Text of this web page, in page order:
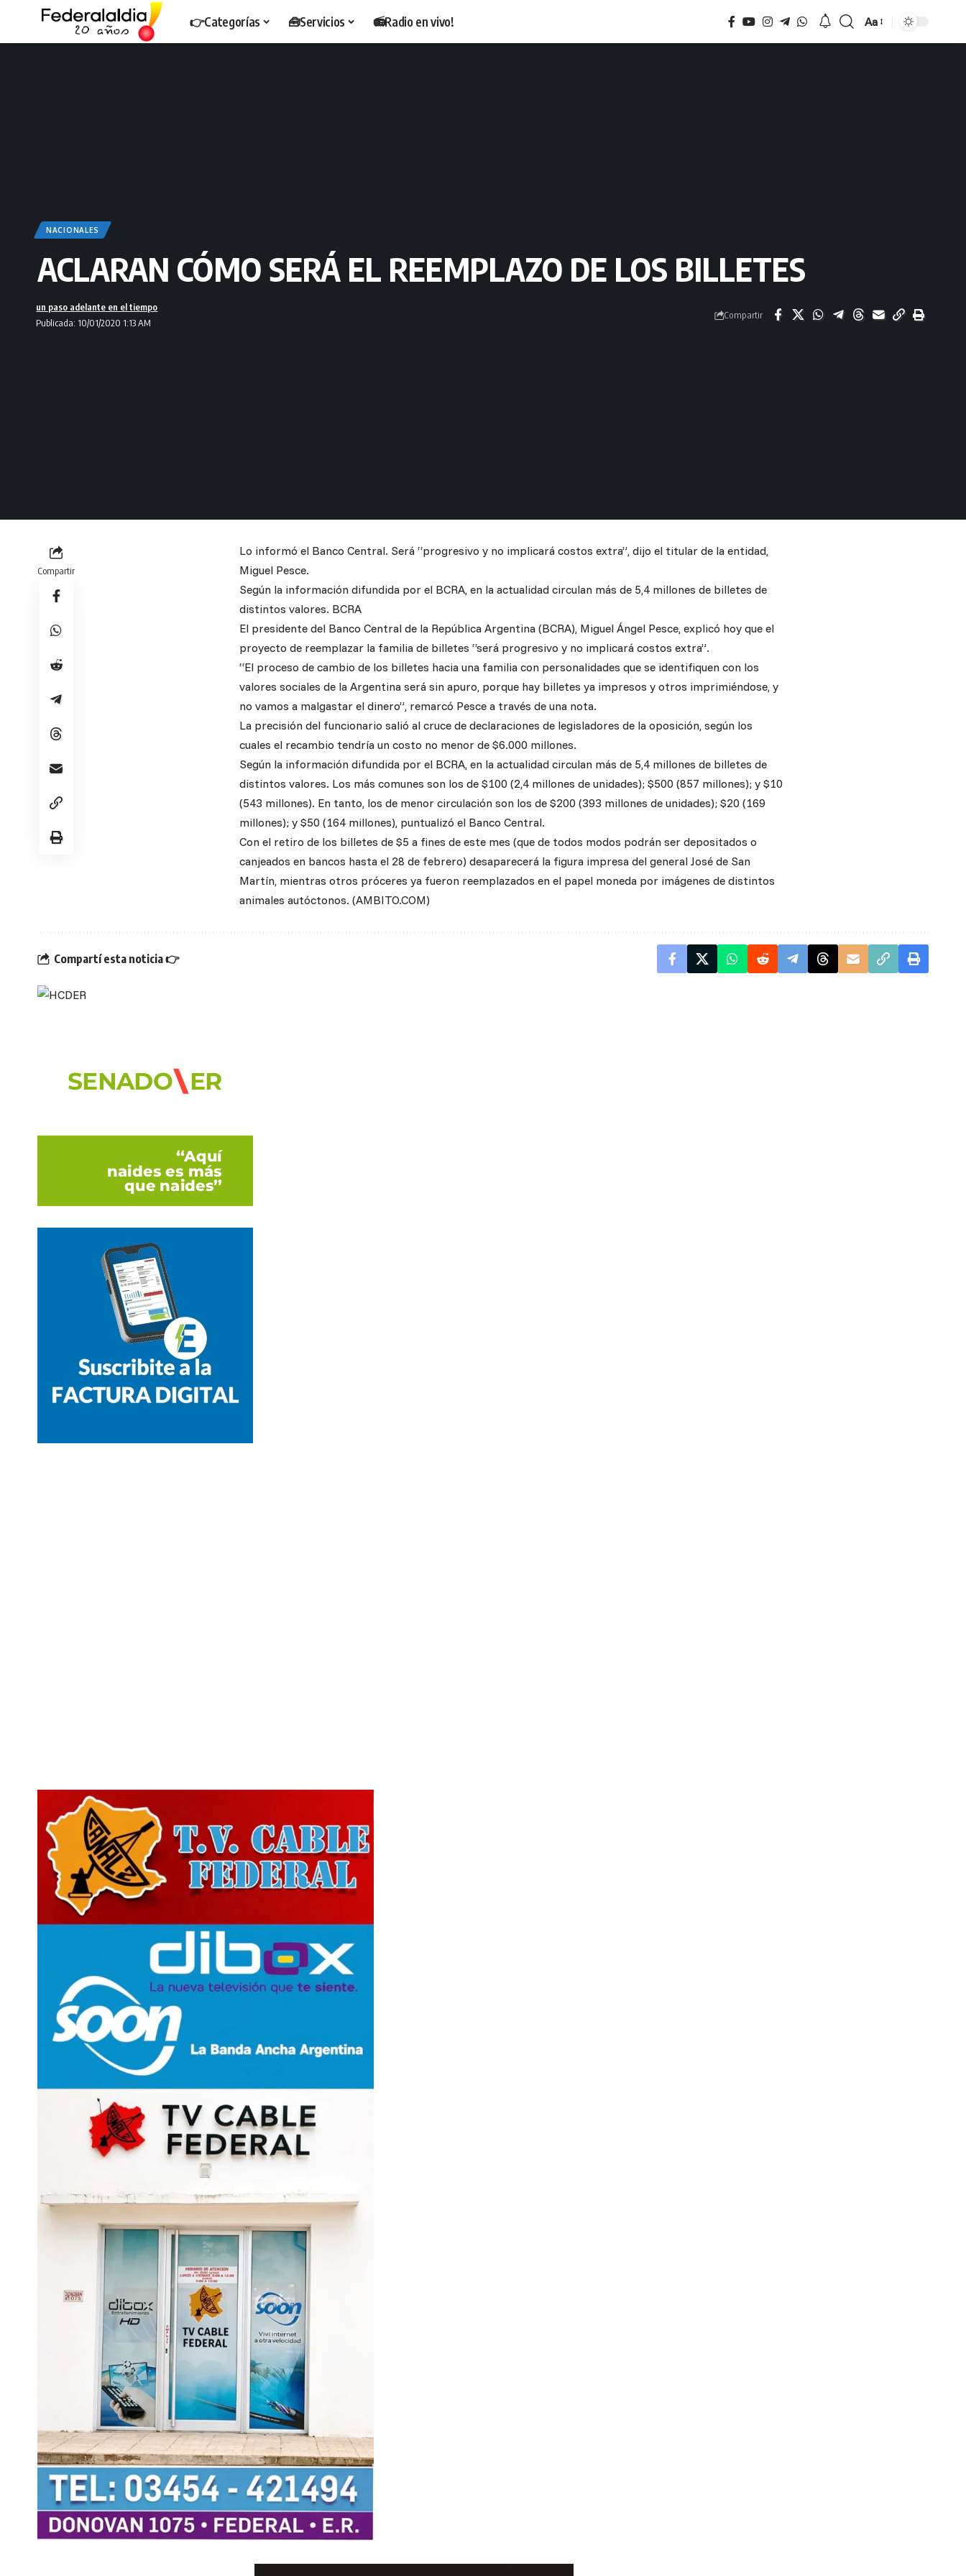
👉Categorías 🧰Servicios 📻Radio en vivo!
Tamaño
Aa
NACIONALES
ACLARAN CÓMO SERÁ EL REEMPLAZO DE LOS BILLETES
Publicada: 10/01/2020 1:13 AM
un paso adelante en el tiempo
Compartir
Compartir
Lo informó el Banco Central. Será “progresivo y no implicará costos extra”, dijo el titular de la entidad,
Miguel Pesce.
Según la información difundida por el BCRA, en la actualidad circulan más de 5,4 millones de billetes de
distintos valores. BCRA
El presidente del Banco Central de la República Argentina (BCRA), Miguel Ángel Pesce, explicó hoy que el
proyecto de reemplazar la familia de billetes “será progresivo y no implicará costos extra”.
“El proceso de cambio de los billetes hacia una familia con personalidades que se identifiquen con los
valores sociales de la Argentina será sin apuro, porque hay billetes ya impresos y otros imprimiéndose, y
no vamos a malgastar el dinero”, remarcó Pesce a través de una nota.
La precisión del funcionario salió al cruce de declaraciones de legisladores de la oposición, según los
cuales el recambio tendría un costo no menor de $6.000 millones.
Según la información difundida por el BCRA, en la actualidad circulan más de 5,4 millones de billetes de
distintos valores. Los más comunes son los de $100 (2,4 millones de unidades); $500 (857 millones); y $10
(543 millones). En tanto, los de menor circulación son los de $200 (393 millones de unidades); $20 (169
millones); y $50 (164 millones), puntualizó el Banco Central.
Con el retiro de los billetes de $5 a fines de este mes (que de todos modos podrán ser depositados o
canjeados en bancos hasta el 28 de febrero) desaparecerá la figura impresa del general José de San
Martín, mientras otros próceres ya fueron reemplazados en el papel moneda por imágenes de distintos
animales autóctonos. (AMBITO.COM)
Compartí esta noticia 👉